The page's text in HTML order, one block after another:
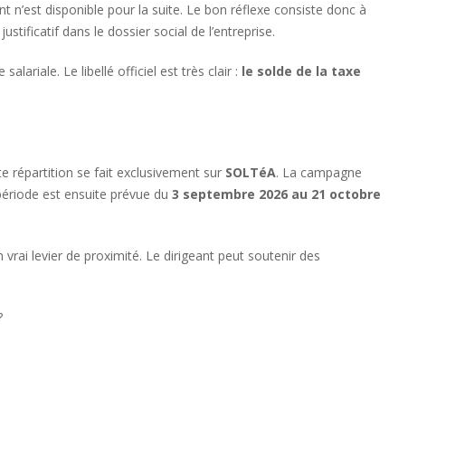
n’est disponible pour la suite. Le bon réflexe consiste donc à
dans le dossier social de l’entreprise.
salariale. Le libellé officiel est très clair : le solde de la taxe
répartition se fait exclusivement sur SOLTéA. La campagne
est ensuite prévue du 3 septembre 2026 au 21 octobre
levier de proximité. Le dirigeant peut soutenir des